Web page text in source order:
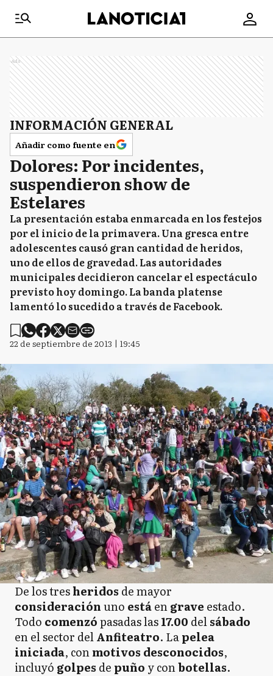
Ads
INFORMACIÓN GENERAL
Añadir como fuente en
Dolores: Por incidentes,
suspendieron show de
Estelares
La presentación estaba enmarcada en los festejos
por el inicio de la primavera. Una gresca entre
adolescentes causó gran cantidad de heridos,
uno de ellos de gravedad. Las autoridades
municipales decidieron cancelar el espectáculo
previsto hoy domingo. La banda platense
lamentó lo sucedido a través de Facebook.
22 de septiembre de 2013 | 19:45
De los tresheridos de mayor
consideraciónuno estáengrave estado.
Todo comenzópasadas las17.00 delsábado
en el sector delAnfiteatro. Lapelea
iniciada, conmotivos desconocidos,
incluyó golpes de puño y conbotellas.